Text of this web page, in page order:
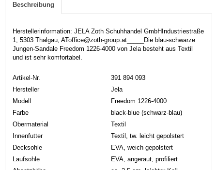
Beschreibung
Herstellerinformation: JELA Zoth Schuhhandel GmbHIndustriestraße
1, 5303 Thalgau, AToffice@zoth-group.at_____Die blau-schwarze
Jungen-Sandale Freedom 1226-4000 von Jela besteht aus Textil
und ist sehr komfortabel.
Artikel-Nr.
391 894 093
Hersteller
Jela
Modell
Freedom 1226-4000
Farbe
black-blue (schwarz-blau)
Obermaterial
Textil
Innenfutter
Textil, tw. leicht gepolstert
Decksohle
EVA, weich gepolstert
Laufsohle
EVA, angeraut, profiliert